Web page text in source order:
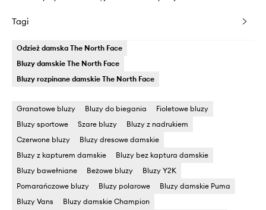
Tagi
Odzież damska The North Face
Bluzy damskie The North Face
Bluzy rozpinane damskie The North Face
Granatowe bluzy Bluzy do biegania
Fioletowe bluzy
Bluzy sportowe
Szare bluzy
Bluzy z nadrukiem
Czerwone bluzy
Bluzy dresowe damskie
Bluzy z kapturem damskie
Bluzy bez kaptura damskie
Bluzy bawełniane
Beżowe bluzy
Bluzy Y2K
Pomarańczowe bluzy
Bluzy polarowe
Bluzy damskie Puma
Bluzy Vans
Bluzy damskie Champion